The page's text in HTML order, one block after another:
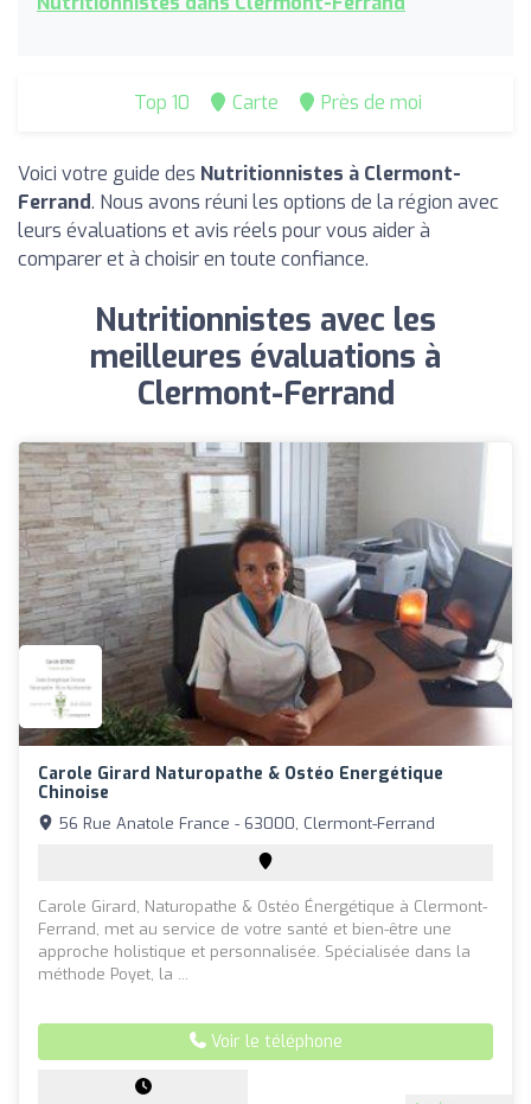
Top 10 Carte Près de moi
Voici votre guide des Nutritionnistes à Clermont-
Ferrand. Nous avons réuni les options de la région avec
leurs évaluations et avis réels pour vous aider à
comparer et à choisir en toute confiance.
Nutritionnistes avec les
meilleures évaluations à
Clermont-Ferrand
Carole Girard Naturopathe & Ostéo Energétique
Chinoise
56 Rue Anatole France - 63000, Clermont-Ferrand
Carole Girard, Naturopathe & Ostéo Énergétique à Clermont-
Ferrand, met au service de votre santé et bien-être une
approche holistique et personnalisée. Spécialisée dans la
méthode Poyet, la ...
Voir le téléphone